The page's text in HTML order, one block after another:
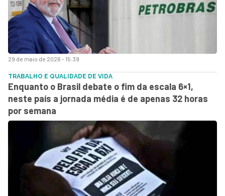
29 de maio de 2026 - 15:39
TRABALHO E QUALIDADE DE VIDA
Enquanto o Brasil debate o fim da escala 6×1,
neste país a jornada média é de apenas 32 horas
por semana